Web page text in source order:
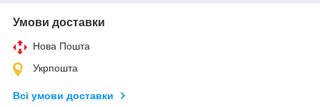
Умови доставки
Нова Пошта
Укрпошта
Всі умови доставки